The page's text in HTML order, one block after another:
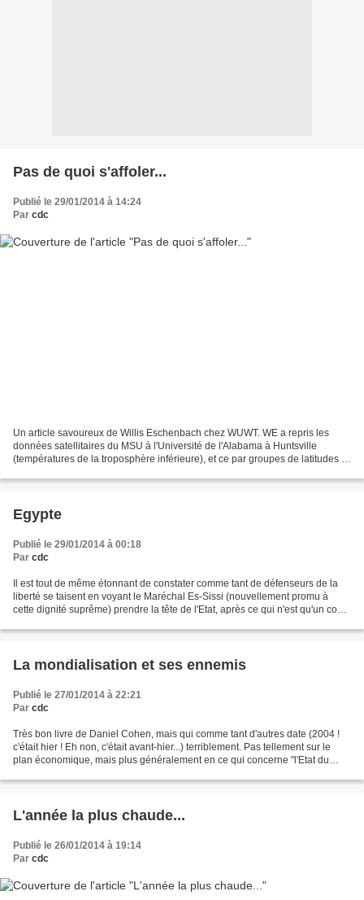
Pas de quoi s'affoler...
Publié le 29/01/2014 à 14:24
Par cdc
Un article savoureux de Willis Eschenbach chez WUWT. WE a repris les
données satellitaires du MSU à l'Université de l'Alabama à Huntsville
(températures de la troposphère inférieure), et ce par groupes de latitudes :
Egypte
Publié le 29/01/2014 à 00:18
Par cdc
Il est tout de même étonnant de constater comme tant de défenseurs de la
liberté se taisent en voyant le Maréchal Es-Sissi (nouvellement promu à
cette dignité suprême) prendre la tête de l'Etat, après ce qui n'est qu'un coup
La mondialisation et ses ennemis
Publié le 27/01/2014 à 22:21
Par cdc
Très bon livre de Daniel Cohen, mais qui comme tant d'autres date (2004 !
c'était hier ! Eh non, c'était avant-hier...) terriblement. Pas tellement sur le
plan économique, mais plus généralement en ce qui concerne "l'Etat du
L'année la plus chaude...
Publié le 26/01/2014 à 19:14
Par cdc